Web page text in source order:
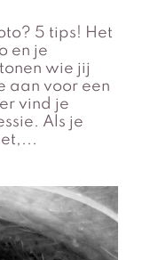
5 tips! Het
en je
wie jij
aan voor een
vind je
Als je